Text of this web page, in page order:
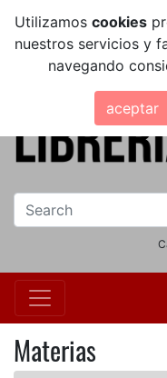
Utilizamos cookies
nuestros servicios y
navegando
aceptar
Materias